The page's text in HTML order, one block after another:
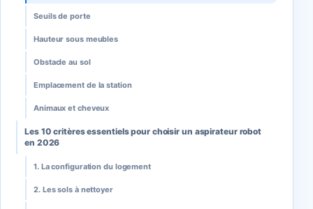
Seuils de porte
Hauteur sous meubles
Obstacle au sol
Emplacement de la station
Animaux et cheveux
Les 10 critères essentiels pour choisir un aspirateur robot
en 2026
1. La configuration du logement
2. Les sols à nettoyer